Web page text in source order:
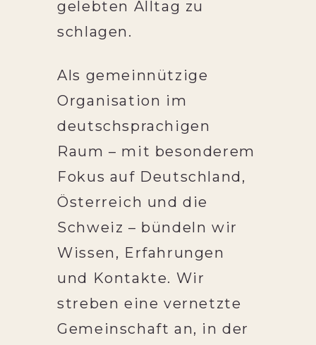
gelebten Alltag zu
schlagen.
Als gemeinnützige
Organisation im
deutschsprachigen
Raum – mit besonderem
Fokus auf Deutschland,
Österreich und die
Schweiz – bündeln wir
Wissen, Erfahrungen
und Kontakte. Wir
streben eine vernetzte
Gemeinschaft an, in der